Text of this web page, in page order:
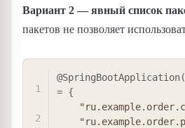
Вариант 2 — явный список
пакетов не позволяет
@SpringBootApplication(
= {